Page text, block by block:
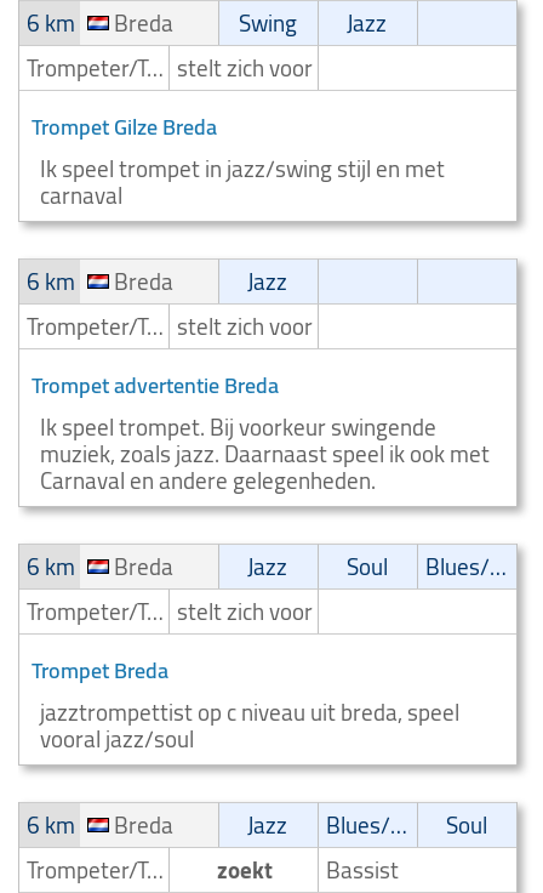
6 km
Breda Swing
Jazz
Trompeter/Trompettist stelt zich voor
Trompet Gilze Breda
Ik speel trompet in jazz/swing stijl en met
carnaval
6 km
Breda
Jazz
Trompeter/Trompettist stelt zich voor
Trompet advertentie Breda
Ik speel trompet. Bij voorkeur swingende
muziek, zoals jazz. Daarnaast speel ik ook met
Carnaval en andere gelegenheden.
6 km
Breda Jazz Soul
Blues/Swing
Trompeter/Trompettist stelt zich voor
Trompet Breda
jazztrompettist op c niveau uit breda, speel
vooral jazz/soul
6 km
Breda Jazz Blues/Swing
Soul
Trompeter/Trompettist
zoekt Bassist